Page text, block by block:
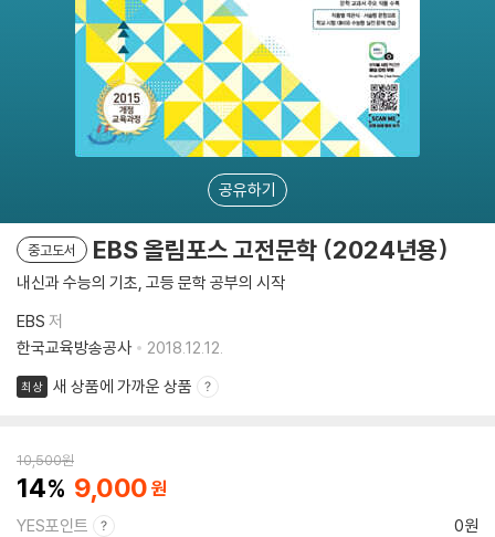
공유하기
중고도서 EBS 올림포스 고전문학 (2024년용)
내신과 수능의 기초, 고등 문학 공부의 시작
EBS 저
한국교육방송공사
2018.12.12.
최상 새 상품에 가까운 상품
10,500원
14 9,000
YES포인트 0원